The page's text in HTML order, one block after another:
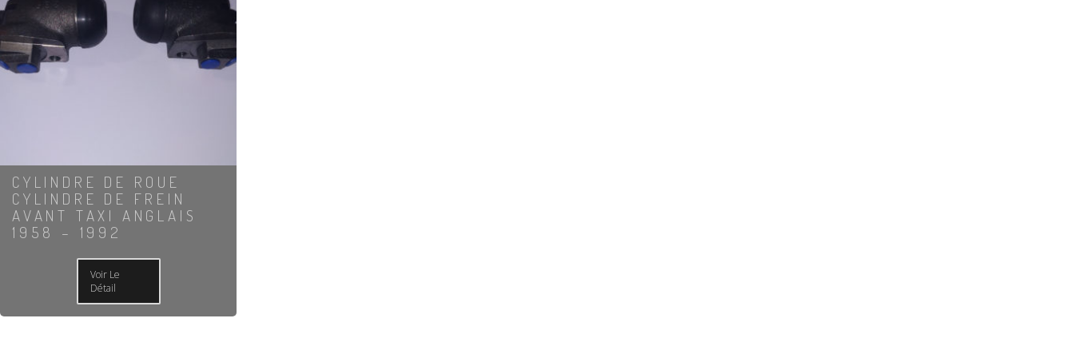
CYLINDRE DE ROUE
CYLINDRE DE FREIN
AVANT TAXI ANGLAIS
1958 – 1992
Voir Le
Détail